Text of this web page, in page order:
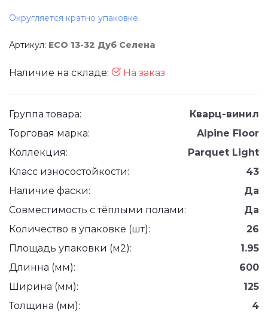
Округляется кратно упаковке.
Артикул: ECO 13-32 Дуб Селена
Наличие на складе: На заказ
Группа товара:
Кварц-винил
Торговая марка:
Alpine Floor
Коллекция:
Parquet Light
Класс износостойкости:
43
Наличие фаски:
Да
Совместимость с тёплыми полами:
Да
Количество в упаковке (шт):
26
Площадь упаковки (м2):
1.95
Длинна (мм):
600
Ширина (мм):
125
Толщина (мм):
4